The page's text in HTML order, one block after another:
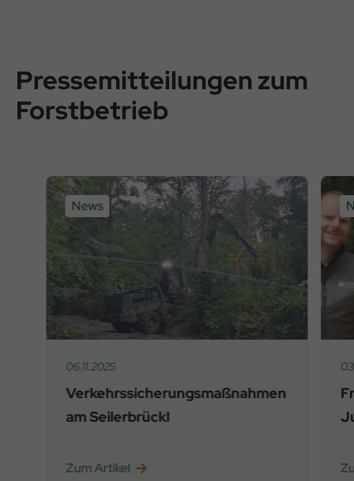
Pressemitteilungen zum
Forstbetrieb
News
06.11.2025
Verkehrssicherungsmaßnahmen
am Seilerbrückl
Zum Artikel